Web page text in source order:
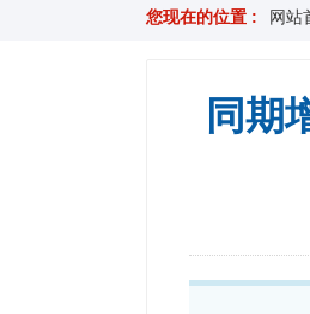
您现在的位置 : 网站
同期